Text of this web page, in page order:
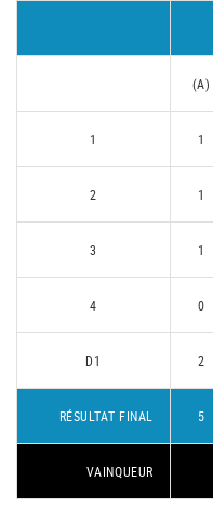
(A)
1 1
2 1
3 1
4 0
D1 2
RÉSULTAT FINAL 5
VAINQUEUR